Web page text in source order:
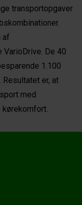
transportopgaver
af
De 40
1.100
er, at
med